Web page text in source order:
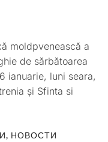
moldpvenească a
de sărbătoarea
ianuarie, luni seara,
și Sfinta si
, НОВОСТИ